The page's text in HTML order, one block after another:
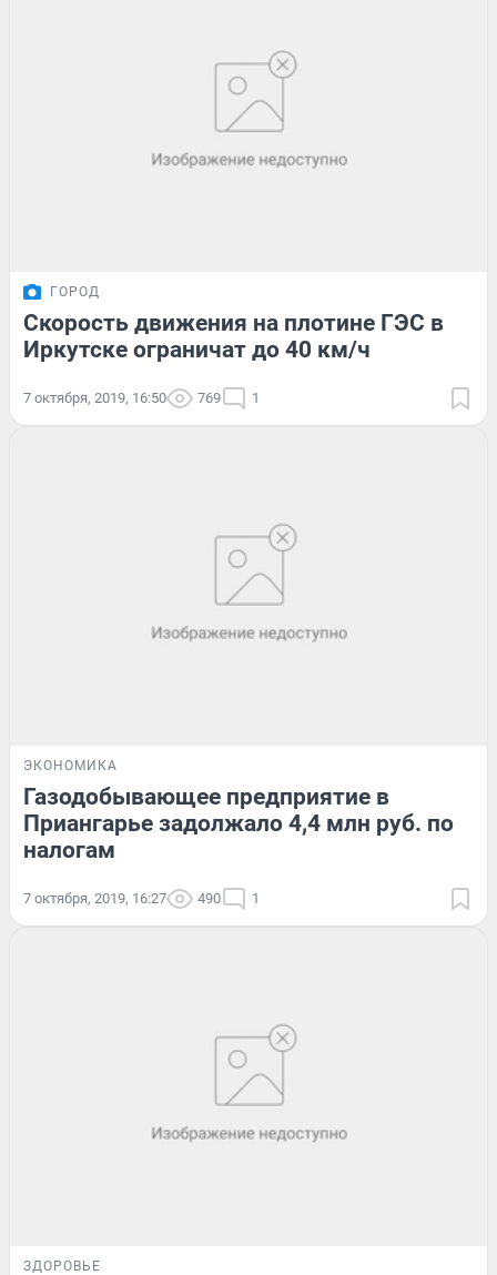
ГОРОД
Скорость движения на плотине ГЭС в
Иркутске ограничат до 40 км/ч
7 октября, 2019, 16:50 769 1
ЭКОНОМИКА
Газодобывающее предприятие в
Приангарье задолжало 4,4 млн руб. по
налогам
7 октября, 2019, 16:27 490 1
ЗДОРОВЬЕ